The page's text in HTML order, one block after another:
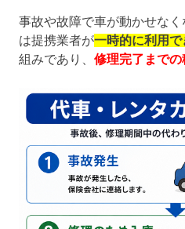
事故や故障で車が動かせな
は提携業者が一時的に利用
組みであり、 修理完了まで